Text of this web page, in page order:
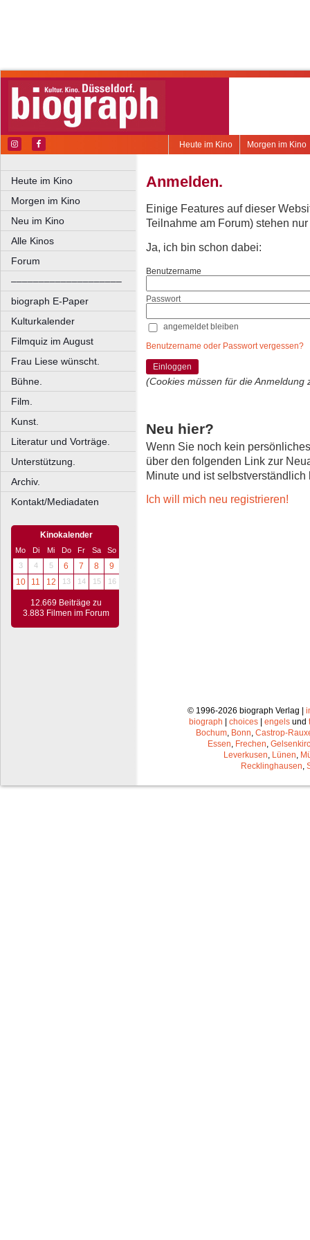
Morgen im Kino
Heute im Kino
Heute im Kino
Morgen im Kino
Neu im Kino
Alle Kinos
Forum
––––––––––––––––––––
biograph E-Paper
Kulturkalender
Filmquiz im August
Frau Liese wünscht.
Bühne.
Film.
Kunst.
Literatur und Vorträge.
Unterstützung.
Archiv.
Kontakt/Mediadaten
Kinokalender
Mo Di Mi Do Fr Sa
So
3
4 5 6 7 8
9
10
11 12 13 14 15 16
12.669 Beiträge zu
3.883 Filmen im Forum
Anmelden.
Einige Features auf dieser
Teilnahme am Forum) stehen
Ja, ich bin schon dabei:
Benutzername
Passwort
angemeldet bleiben
Benutzername oder Passwort vergessen?
Einloggen
(Cookies müssen für die Anmeldung
Neu hier?
Wenn Sie noch kein
über den folgenden Link zur
Minute und ist selbstverständlich
Ich will mich neu registrieren!
© 1996-2026 biograph Verlag |
biograph
choices engels und
Bochum, Bonn, Castrop-
Essen, Frechen,
Leverkusen, Lünen,
Recklinghausen,